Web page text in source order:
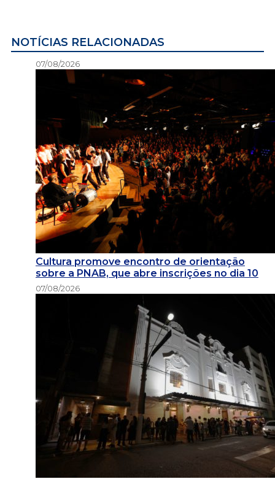
NOTÍCIAS RELACIONADAS
07/08/2026
Cultura promove encontro de orientação
sobre a PNAB, que abre inscrições no dia 10
07/08/2026